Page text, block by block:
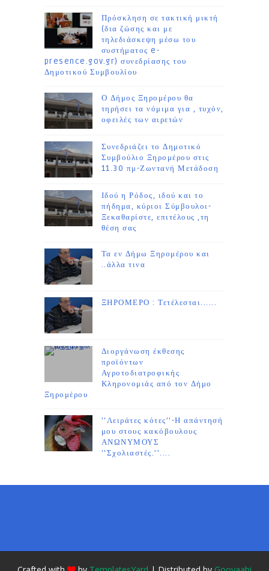
Πρόσκληση σε τακτική μικτή
(δια ζώσης και με
τηλεδιάσκεψη μέσω του
συστήματος e-
presence.gov.gr) συνεδρίασης του
Δημοτικού Συμβουλίου
Ο Δήμος Ξηρομέρου θα
τηρήσει τα νόμιμα για , τυχόν,
οφειλές των αιρετών
Συνεδριάζει το Δημοτικό
Συμβούλιο Ξηρομέρου στις
11.30 πμ-Ζωντανή Μετάδοση
Ιδού η Ρόδος, ιδού και το
πήδημα, κύριοι Σύμβουλοι-
Ξεκαθαρίστε, επιτέλους ,τη
θέση σας
Τα εν Δήμω Ξηρομέρου και
..άλλα τινα
ΞΗΡΟΜΕΡΟ : Τετέλεσται......
Διοργάνωση έκθεσης
προϊόντων
Αγροτοδιατροφικής
Κληρονομιάς από τον Δήμο
Ξηρομέρου
''Λειράτες κότες''-Η απάντησή
μου στους κακόβουλους
ΑΝΩΝΥΜΟΥΣ
''Σχολιαστές.''....